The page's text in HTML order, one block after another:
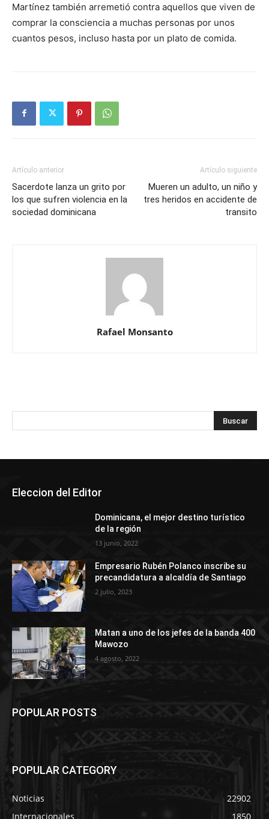
Martínez también arremetió contra aquellos que viven de
comprar la consciencia a muchas personas por unos
cuantos pesos, incluso hasta por un plato de comida.
Artículo anterior
Sacerdote lanza un grito por
los que sufren violencia en la
sociedad dominicana
Artículo siguiente
Mueren un adulto, un niño y
tres heridos en accidente de
transito
Rafael Monsanto
Eleccion del Editor
Dominicana, el mejor destino turístico
de la región
13 junio, 2022
Empresario Rubén Polanco inscribe su
precandidatura a alcaldía de Santiago
2 julio, 2023
Matan a uno de los jefes de la banda 400
Mawozo
4 agosto, 2022
POPULAR POSTS
POPULAR CATEGORY
Noticias
22902
Internacionales
1850